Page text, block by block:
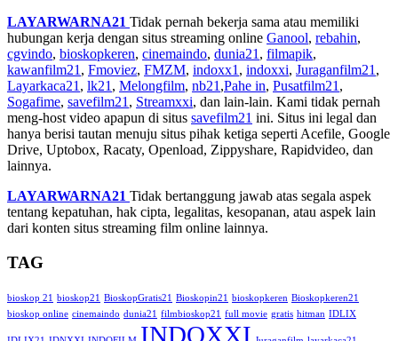
LAYARWARNA21 Tidak pernah bekerja sama atau memiliki
hubungan kerja dengan situs streaming online Ganool, rebahin,
cgvindo, bioskopkeren, cinemaindo, dunia21 , filmapik,
kawanfilm21 , Fmoviez, FMZM, indoxx1 , indoxxi, Juraganfilm21 ,
Layarkaca21 , lk21 , Melongfilm, nb21 ,Pahe in, Pusatfilm21 ,
Sogafime, savefilm21 , Streamxxi, dan lain-lain. Kami tidak pernah
meng-host video apapun di situs savefilm21 ini. Situs ini legal dan
hanya berisi tautan menuju situs pihak ketiga seperti Acefile, Google
Drive, Uptobox, Racaty, Openload, Zippyshare, Rapidvideo, dan
lainnya.
LAYARWARNA21 Tidak bertanggung jawab atas segala aspek
tentang kepatuhan, hak cipta, legalitas, kesopanan, atau aspek lain
dari konten situs streaming film online lainnya.
TAG
bioskop 21 bioskop21 BioskopGratis21 Bioskopin21 bioskopkeren Bioskopkeren21
bioskop online cinemaindo dunia21 filmbioskop21 full movie gratis hitman IDLIX
INDOXXI